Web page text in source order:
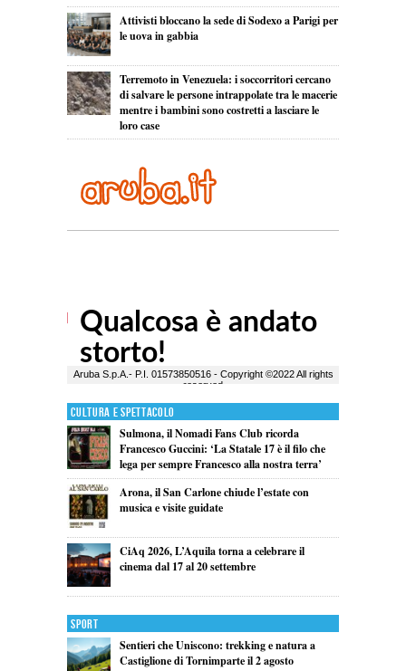
Attivisti bloccano la sede di Sodexo a Parigi per
le uova in gabbia
Terremoto in Venezuela: i soccorritori cercano
di salvare le persone intrappolate tra le macerie
mentre i bambini sono costretti a lasciare le
loro case
Cultura e Spettacolo
Sulmona, il Nomadi Fans Club ricorda
Francesco Guccini: ‘La Statale 17 è il filo che
lega per sempre Francesco alla nostra terra’
Arona, il San Carlone chiude l’estate con
musica e visite guidate
CiAq 2026, L’Aquila torna a celebrare il
cinema dal 17 al 20 settembre
Sport
Sentieri che Uniscono: trekking e natura a
Castiglione di Tornimparte il 2 agosto